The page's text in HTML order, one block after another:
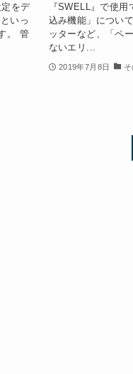
定をデ
いっ
。 管
『SWELL』で使
込み機能」につい
ッターなど、「ペ
ないエリ...
2019年7月8日